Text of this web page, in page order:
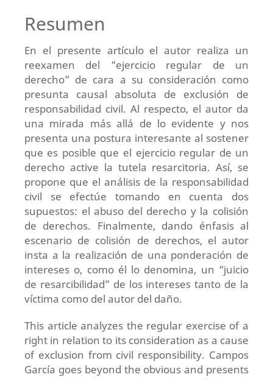
Resumen
En el presente artículo el autor realiza un
reexamen del “ejercicio regular de un
derecho” de cara a su consideración como
presunta causal absoluta de exclusión de
responsabilidad civil. Al respecto, el autor da
una mirada más allá de lo evidente y nos
presenta una postura interesante al sostener
que es posible que el ejercicio regular de un
derecho active la tutela resarcitoria. Así, se
propone que el análisis de la responsabilidad
civil se efectúe tomando en cuenta dos
supuestos: el abuso del derecho y la colisión
de derechos. Finalmente, dando énfasis al
escenario de colisión de derechos, el autor
insta a la realización de una ponderación de
intereses o, como él lo denomina, un “juicio
de resarcibilidad” de los intereses tanto de la
víctima como del autor del daño.
This article analyzes the regular exercise of a
right in relation to its consideration as a cause
of exclusion from civil responsibility. Campos
García goes beyond the obvious and presents